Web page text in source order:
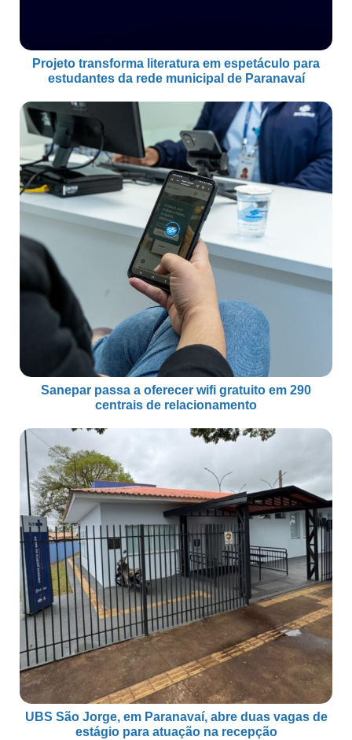
Projeto transforma literatura em espetáculo para
estudantes da rede municipal de Paranavaí
Sanepar passa a oferecer wifi gratuito em 290
centrais de relacionamento
UBS São Jorge, em Paranavaí, abre duas vagas de
estágio para atuação na recepção